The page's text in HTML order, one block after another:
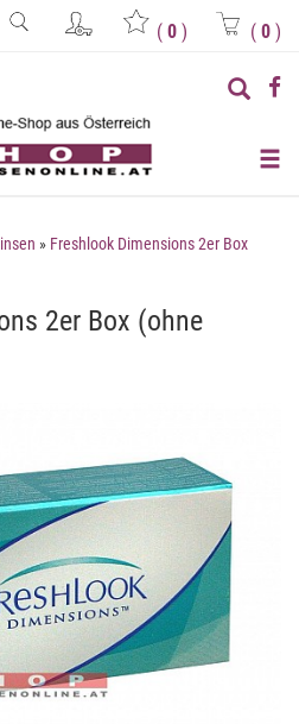
( 0 ) ( 0 )
» Freshlook Dimensions 2er Box
2er Box (ohne